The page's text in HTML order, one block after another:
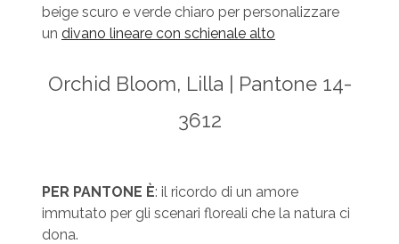
beige scuro e verde chiaro per personalizzare
un divano lineare con schienale alto
Orchid Bloom, Lilla | Pantone 14-
3612
PER PANTONE È: il ricordo di un amore
immutato per gli scenari floreali che la natura ci
dona.